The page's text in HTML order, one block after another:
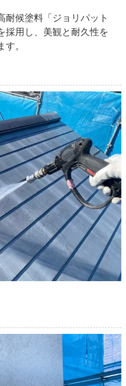
候塗料「ジョリパット
採用し、美観と耐久性を
。